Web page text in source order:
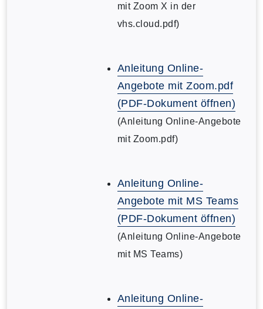
mit Zoom X in der
vhs.cloud.pdf)
Anleitung Online-
Angebote mit Zoom.pdf
(PDF-Dokument öffnen)
(Anleitung Online-Angebote
mit Zoom.pdf)
Anleitung Online-
Angebote mit MS Teams
(PDF-Dokument öffnen)
(Anleitung Online-Angebote
mit MS Teams)
Anleitung Online-